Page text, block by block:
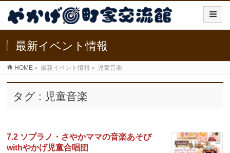
最新イベント情報
HOME » 最新イベント情報 » 児童音楽
タグ : 児童音楽
7.2 ソプラノ・さやかママの音楽あそび
withやかげ児童合唱団